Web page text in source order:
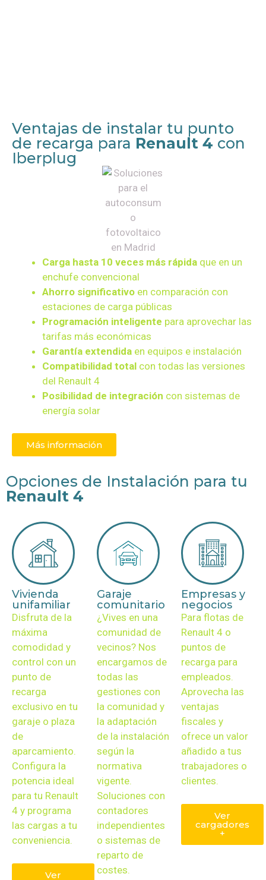
Ventajas de instalar tu punto
de recarga para Renault 4 con
Iberplug
Carga hasta 10 veces más rápida que en un
enchufe convencional
Ahorro significativo en comparación con
estaciones de carga públicas
Programación inteligente para aprovechar las
tarifas más económicas
Garantía extendida en equipos e instalación
Compatibilidad total con todas las versiones
del Renault 4
Posibilidad de integración con sistemas de
energía solar
Más información
Opciones de Instalación para tu
Renault 4
Vivienda
unifamiliar
Disfruta de la
máxima
comodidad y
control con un
punto de
recarga
exclusivo en tu
garaje o plaza
de
aparcamiento.
Configura la
potencia ideal
para tu Renault
4 y programa
las cargas a tu
conveniencia.
Ver
Garaje
comunitario
¿Vives en una
comunidad de
vecinos? Nos
encargamos de
todas las
gestiones con
la comunidad y
la adaptación
de la instalación
según la
normativa
vigente.
Soluciones con
contadores
independientes
o sistemas de
reparto de
costes.
Empresas y
negocios
Para flotas de
Renault 4 o
puntos de
recarga para
empleados.
Aprovecha las
ventajas
fiscales y
ofrece un valor
añadido a tus
trabajadores o
clientes.
Ver
cargadores
+